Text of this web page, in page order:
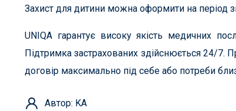
Захист для дитини можна оформити на період
UNIQA гарантує високу якість медичних
Підтримка застрахованих здійснюється 24/7.
договір максимально під себе або потреби
Автор: KA